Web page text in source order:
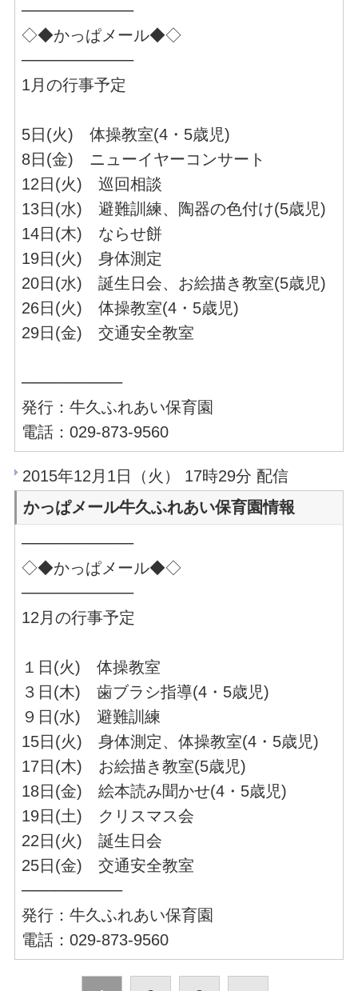
──────────
◇◆かっぱメール◆◇
──────────
1月の行事予定
5日(火) 体操教室(4・5歳児)
8日(金) ニューイヤーコンサート
12日(火) 巡回相談
13日(水) 避難訓練、陶器の色付け(5歳児)
14日(木) ならせ餅
19日(火) 身体測定
20日(水) 誕生日会、お絵描き教室(5歳児)
26日(火) 体操教室(4・5歳児)
29日(金) 交通安全教室
─────────
発行：牛久ふれあい保育園
電話：029-873-9560
2015年12月1日（火） 17時29分 配信
かっぱメール牛久ふれあい保育園情報
──────────
◇◆かっぱメール◆◇
──────────
12月の行事予定
１日(火) 体操教室
３日(木) 歯ブラシ指導(4・5歳児)
９日(水) 避難訓練
15日(火) 身体測定、体操教室(4・5歳児)
17日(木) お絵描き教室(5歳児)
18日(金) 絵本読み聞かせ(4・5歳児)
19日(土) クリスマス会
22日(火) 誕生日会
25日(金) 交通安全教室
─────────
発行：牛久ふれあい保育園
電話：029-873-9560